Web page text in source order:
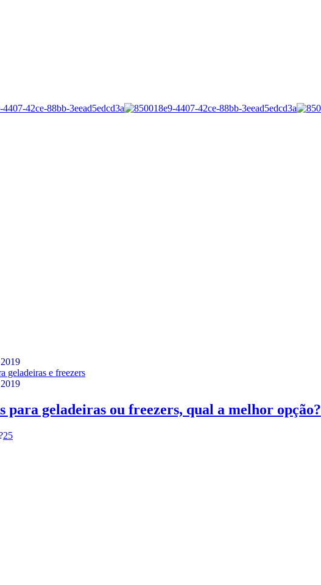
para geladeiras ou freezers, qual a melhor opção?
25